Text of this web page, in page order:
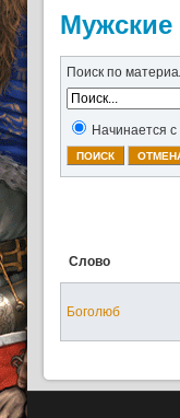
Мужские
Поиск по
Начинается с
Слово
Боголюб